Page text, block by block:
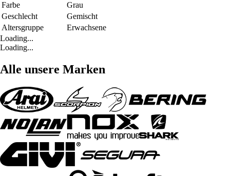
Farbe
Grau
Geschlecht
Gemischt
Altersgruppe
Erwachsene
Loading...
Loading...
Alle unsere Marken